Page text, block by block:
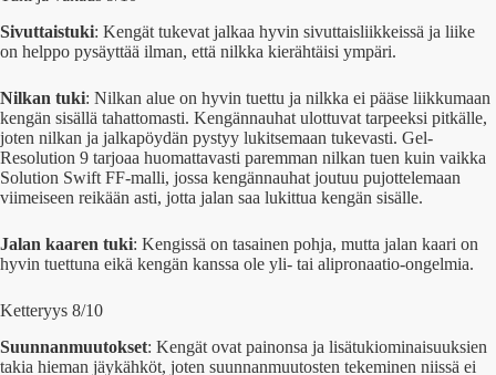
Sivuttaistuki: Kengät tukevat jalkaa hyvin sivuttaisliikkeissä ja liike
on helppo pysäyttää ilman, että nilkka kierähtäisi ympäri.
Nilkan tuki: Nilkan alue on hyvin tuettu ja nilkka ei pääse liikkumaan
kengän sisällä tahattomasti. Kengännauhat ulottuvat tarpeeksi pitkälle,
joten nilkan ja jalkapöydän pystyy lukitsemaan tukevasti. Gel-
Resolution 9 tarjoaa huomattavasti paremman nilkan tuen kuin vaikka
Solution Swift FF-malli, jossa kengännauhat joutuu pujottelemaan
viimeiseen reikään asti, jotta jalan saa lukittua kengän sisälle.
Jalan kaaren tuki: Kengissä on tasainen pohja, mutta jalan kaari on
hyvin tuettuna eikä kengän kanssa ole yli- tai alipronaatio-ongelmia.
Ketteryys 8/10
Suunnanmuutokset: Kengät ovat painonsa ja lisätukiominaisuuksien
takia hieman jäykähköt, joten suunnanmuutosten tekeminen niissä ei